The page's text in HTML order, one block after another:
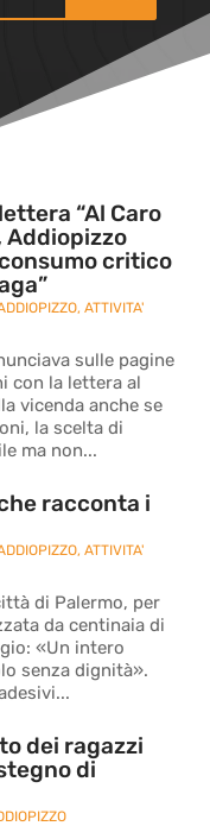
“Al Caro
Addiopizzo
critico
,ATTIVITA'
sulle pagine
con la lettera al
vicenda anche se
la scelta di
ma non...
racconta i
,ATTIVITA'
di Palermo, per
da centinaia di
«Un intero
senza dignità».
dei ragazzi
di